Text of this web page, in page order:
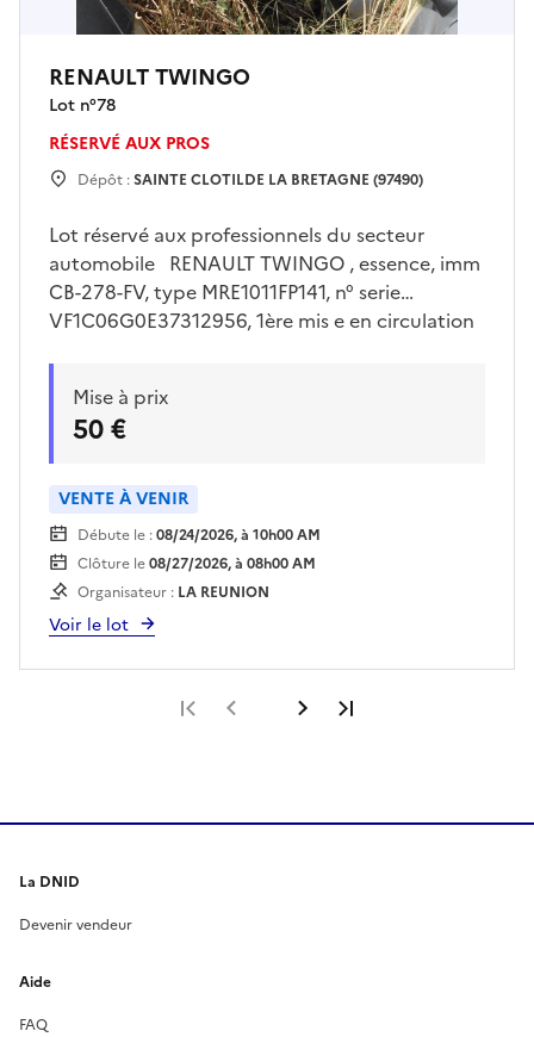
RENAULT TWINGO
Lot n°78
RÉSERVÉ AUX PROS
Dépôt :SAINTE CLOTILDE LA BRETAGNE (97490)
Lot réservé aux professionnels du secteur
automobile RENAULT TWINGO , essence, imm
CB-278-FV, type MRE1011FP141, n° serie
VF1C06G0E37312956, 1ère mis e en circulation
30/07/2026 de 13h00 à 15h00 sur rendez vous
pris avec Mr LE FLOC’H sur
drfip974.pgp.domaine@dgfip.finances.gouv.fr
Enlèvement sur plateau obligatoire à la charge
de l'acquéreur et sur rendez vous
Mise à prix
50 €
VENTE À VENIR
Débute le :08/24/2026, à 10h00 AM
Clôture le08/27/2026, à 08h00 AM
Organisateur : LA REUNION
Voir le lot
Première page
Page précédente
Page suivante
La DNID
Devenir vendeur
Aide
FAQ